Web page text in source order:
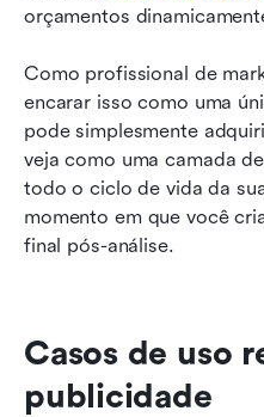
orçamentos
Como profissional de
encarar isso como uma
pode simplesmente
veja como uma camada
todo o ciclo de vida da
momento em que você
final pós-análise.
Casos de uso
publicidade